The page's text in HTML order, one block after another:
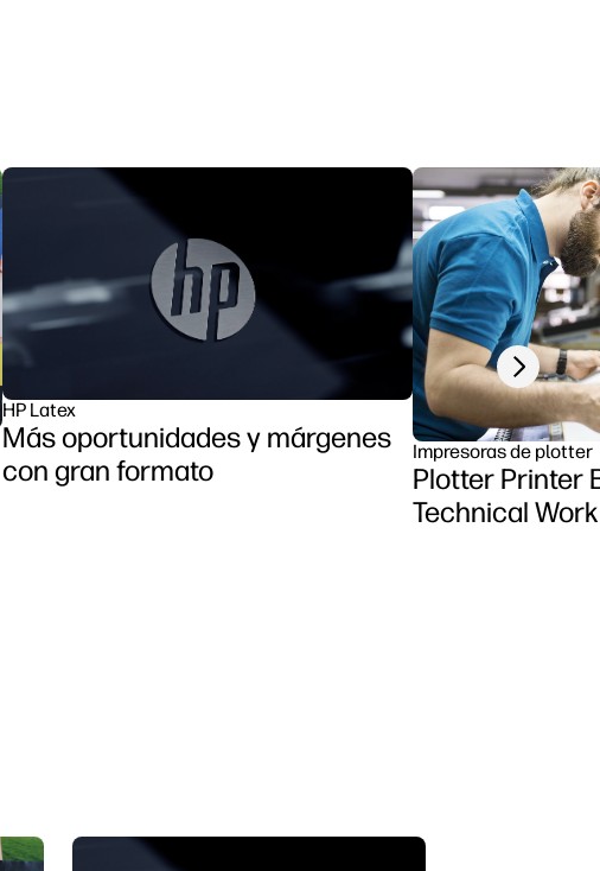
HP Latex
Más oportunidades y márgenes
con gran formato
Impresoras de plotter
Plotter Printer
Technical Work
Next slide